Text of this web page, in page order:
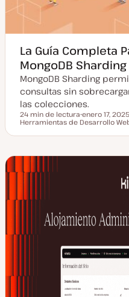
La Guía Completa
MongoDB Sharding
MongoDB Sharding
consultas sin
las colecciones.
Tiempo de lectura
24 min de lectura
F
c
z
a
enero 17, 2025
Herramientas de Desarrollo